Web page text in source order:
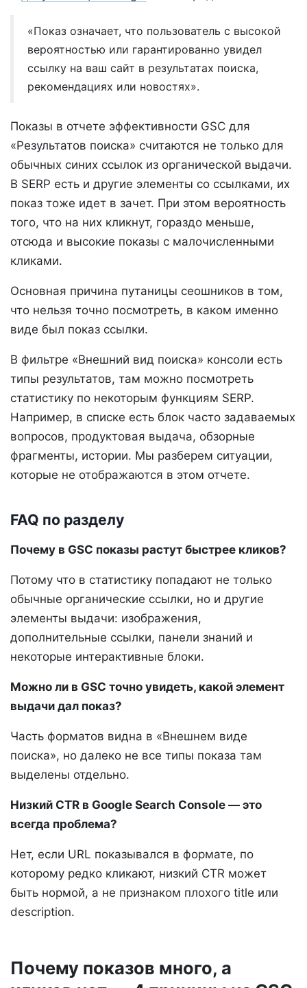
«Показ означает, что пользователь с высокой
вероятностью или гарантированно увидел
ссылку на ваш сайт в результатах поиска,
рекомендациях или новостях».
Показы в отчете эффективности GSC для
«Результатов поиска» считаются не только для
обычных синих ссылок из органической выдачи.
В SERP есть и другие элементы со ссылками, их
показ тоже идет в зачет. При этом вероятность
того, что на них кликнут, гораздо меньше,
отсюда и высокие показы с малочисленными
кликами.
Основная причина путаницы сеошников в том,
что нельзя точно посмотреть, в каком именно
виде был показ ссылки.
В фильтре «Внешний вид поиска» консоли есть
типы результатов, там можно посмотреть
статистику по некоторым функциям SERP.
Например, в списке есть блок часто задаваемых
вопросов, продуктовая выдача, обзорные
фрагменты, истории. Мы разберем ситуации,
которые не отображаются в этом отчете.
FAQ по разделу
Почему в GSC показы растут быстрее кликов?
Потому что в статистику попадают не только
обычные органические ссылки, но и другие
элементы выдачи: изображения,
дополнительные ссылки, панели знаний и
некоторые интерактивные блоки.
Можно ли в GSC точно увидеть, какой элемент
выдачи дал показ?
Часть форматов видна в «Внешнем виде
поиска», но далеко не все типы показа там
выделены отдельно.
Низкий CTR в Google Search Console — это
всегда проблема?
Нет, если URL показывался в формате, по
которому редко кликают, низкий CTR может
быть нормой, а не признаком плохого title или
description.
Почему показов много, а